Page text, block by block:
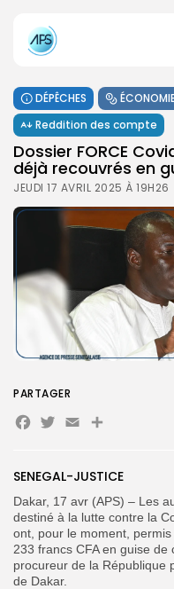
DÉPÊCHES
Reddition des compte
Dossier FORCE
déjà recouvrés en
JEUDI 17 AVRIL 2025 À 19H26
SENEGAL-JUSTICE
Dakar, 17 avr (APS) – Les
destiné à la lutte contre la
ont, pour le moment,
233 francs CFA en guise
procureur de la République
de Dakar.
PARTAGER
Facebook
Twitter
Email